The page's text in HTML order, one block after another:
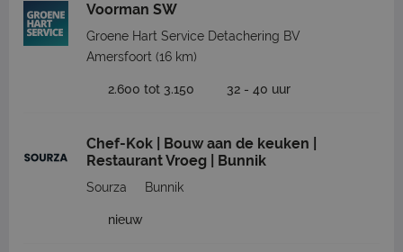
Voorman SW
Groene Hart Service Detachering BV
Amersfoort (16 km)
2.600 tot 3.150 32 - 40 uur
Chef-Kok | Bouw aan de keuken |
Restaurant Vroeg | Bunnik
Sourza Bunnik
nieuw